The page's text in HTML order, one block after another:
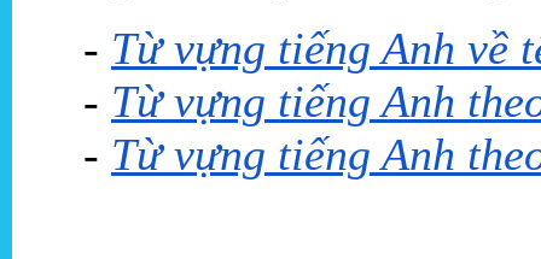
- Từ vựng tiếng Anh về
- Từ vựng tiếng Anh
- Từ vựng tiếng Anh